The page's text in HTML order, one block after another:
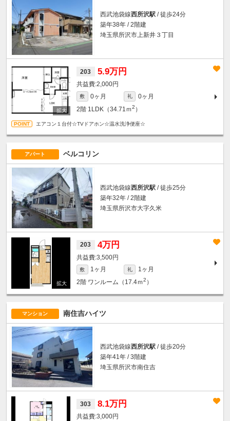
西武池袋線西所沢駅 / 徒歩24分
築年38年 / 2階建
埼玉県所沢市上新井３丁目
203 5.9万円
2,000円
敷 0ヶ月 礼
0ヶ月
2階 1LDK（34.71ｍ2 ）
エアコン１台付☆TVドアホン☆温水洗浄便座☆
アパート ベルコリン
西武池袋線西所沢駅 / 徒歩25分
築年32年 / 2階建
埼玉県所沢市大字久米
203 4万円
3,500円
敷 1ヶ月 礼
1ヶ月
2階 ワンルーム（17.4ｍ2 ）
マンション 南住吉ハイツ
西武池袋線西所沢駅 / 徒歩20分
築年41年 / 3階建
埼玉県所沢市南住吉
303 8.1万円
3,000円